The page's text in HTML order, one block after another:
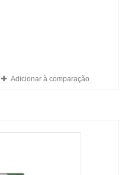
Adicionar à comparação